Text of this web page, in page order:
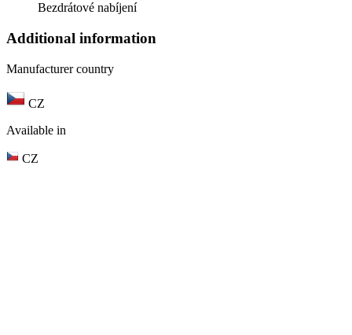
Bezdrátové nabíjení
Additional information
Manufacturer country
CZ
Available in
CZ